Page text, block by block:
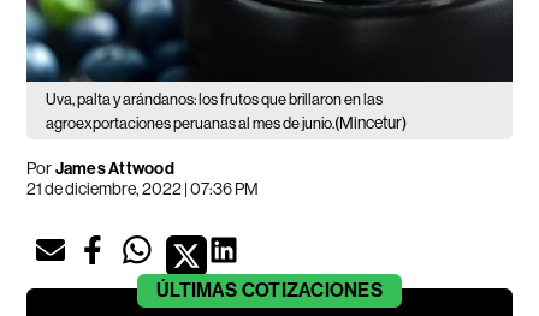
Uva, palta y arándanos: los frutos que brillaron en las
agroexportaciones peruanas al mes de junio.(Mincetur)
PorJames Attwood
21 de diciembre, 2022 | 07:36 PM
ÚLTIMAS COTIZACIONES